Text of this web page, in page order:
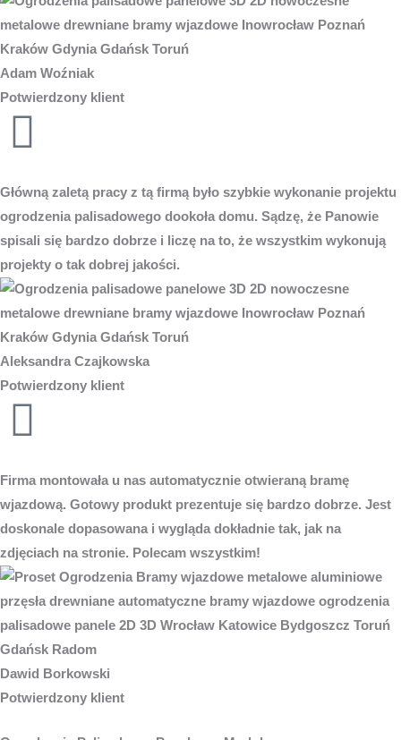
Adam Woźniak
Potwierdzony klient
Główną zaletą pracy z tą firmą było szybkie wykonanie projektu
ogrodzenia palisadowego dookoła domu. Sądzę, że Panowie
spisali się bardzo dobrze i liczę na to, że wszystkim wykonują
projekty o tak dobrej jakości.
Aleksandra Czajkowska
Potwierdzony klient
Firma montowała u nas automatycznie otwieraną bramę
wjazdową. Gotowy produkt prezentuje się bardzo dobrze. Jest
doskonale dopasowana i wygląda dokładnie tak, jak na
zdjęciach na stronie. Polecam wszystkim!
Dawid Borkowski
Potwierdzony klient